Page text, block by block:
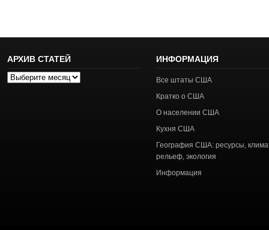
АРХИВ СТАТЕЙ
Архив
ИНФОРМАЦИЯ
Все штаты США
Кратко о США
О населении США
Кухня США
География США: ресурсы,
рельеф, экология
Информация